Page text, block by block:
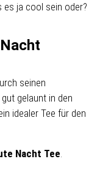
es ja cool sein oder?
seinen
gelaunt in den
idealer Tee für den
Nacht Tee.